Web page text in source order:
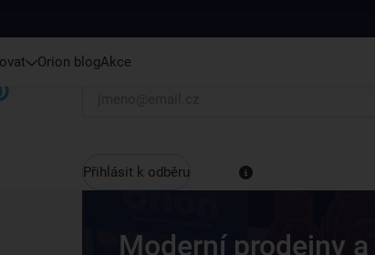
Orion blogAkce
Váš e-mail
Přihlásit k odběru
Moderní prodejny a